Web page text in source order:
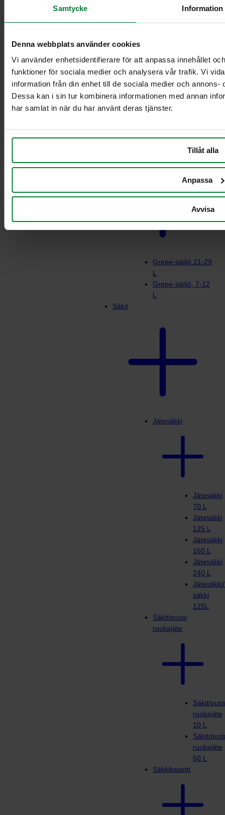
Samtycke Information
Denna webbplats använder cookies
Vi använder enhetsidentifierare för att anpassa innehållet
funktioner för sociala medier och analysera vår trafik. Vi
information från din enhet till de sociala medier och
Dessa kan i sin tur kombinera informationen med annan
har samlat in när du har använt deras tjänster.
Tillåt alla
Anpassa
Avvisa
Seinäteline 3×21 L
laatikoille
Seinäkaiteet säiliö
litran astioihin
Grepe-säiliö 21-29
L
Grepe-säiliö, 7-12
L
Säkit
Jätesäkki
Jätesäkki
70 L
Jätesäkki
125 L
Jätesäkki
160 L
Jätesäkki
240 L
säkki
125L
Säkit/pussi
ruokajäte
Säkit/
ruokajäte
10 L
Säkit/
ruokajäte
50 L
Säkkikasetti